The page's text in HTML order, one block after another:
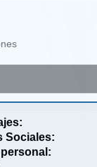
Sociales: